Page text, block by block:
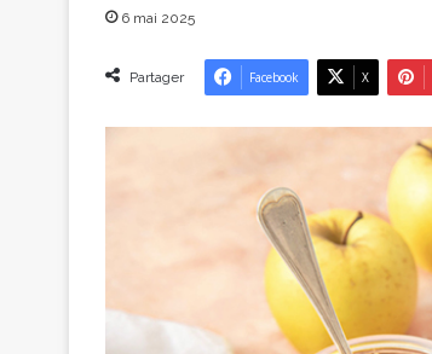
6 mai 2025
Partager Facebook X